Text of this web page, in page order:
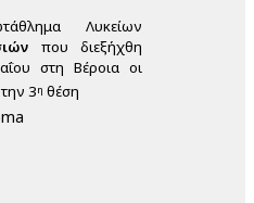
Λυκείων
που διεξήχθη
στη Βέροια οι
3η θέση